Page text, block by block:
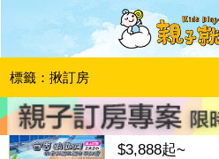
標籤：揪訂房
話題： 天冷保暖
非暑假週日週
宜蘭烏石港OA
$3,888起~